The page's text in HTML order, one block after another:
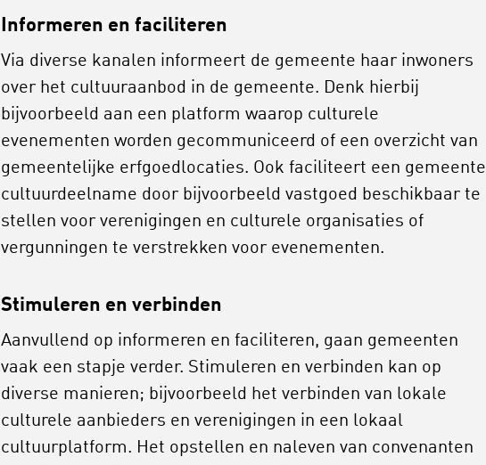
Informeren en faciliteren
Via diverse kanalen informeert de gemeente haar inwoners
over het cultuuraanbod in de gemeente. Denk hierbij
bijvoorbeeld aan een platform waarop culturele
evenementen worden gecommuniceerd of een overzicht van
gemeentelijke erfgoedlocaties. Ook faciliteert een gemeente
cultuurdeelname door bijvoorbeeld vastgoed beschikbaar te
stellen voor verenigingen en culturele organisaties of
vergunningen te verstrekken voor evenementen.
Stimuleren en verbinden
Aanvullend op informeren en faciliteren, gaan gemeenten
vaak een stapje verder. Stimuleren en verbinden kan op
diverse manieren; bijvoorbeeld het verbinden van lokale
culturele aanbieders en verenigingen in een lokaal
cultuurplatform. Het opstellen en naleven van convenanten